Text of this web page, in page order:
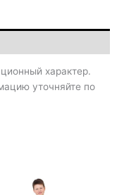
характер.
уточняйте по